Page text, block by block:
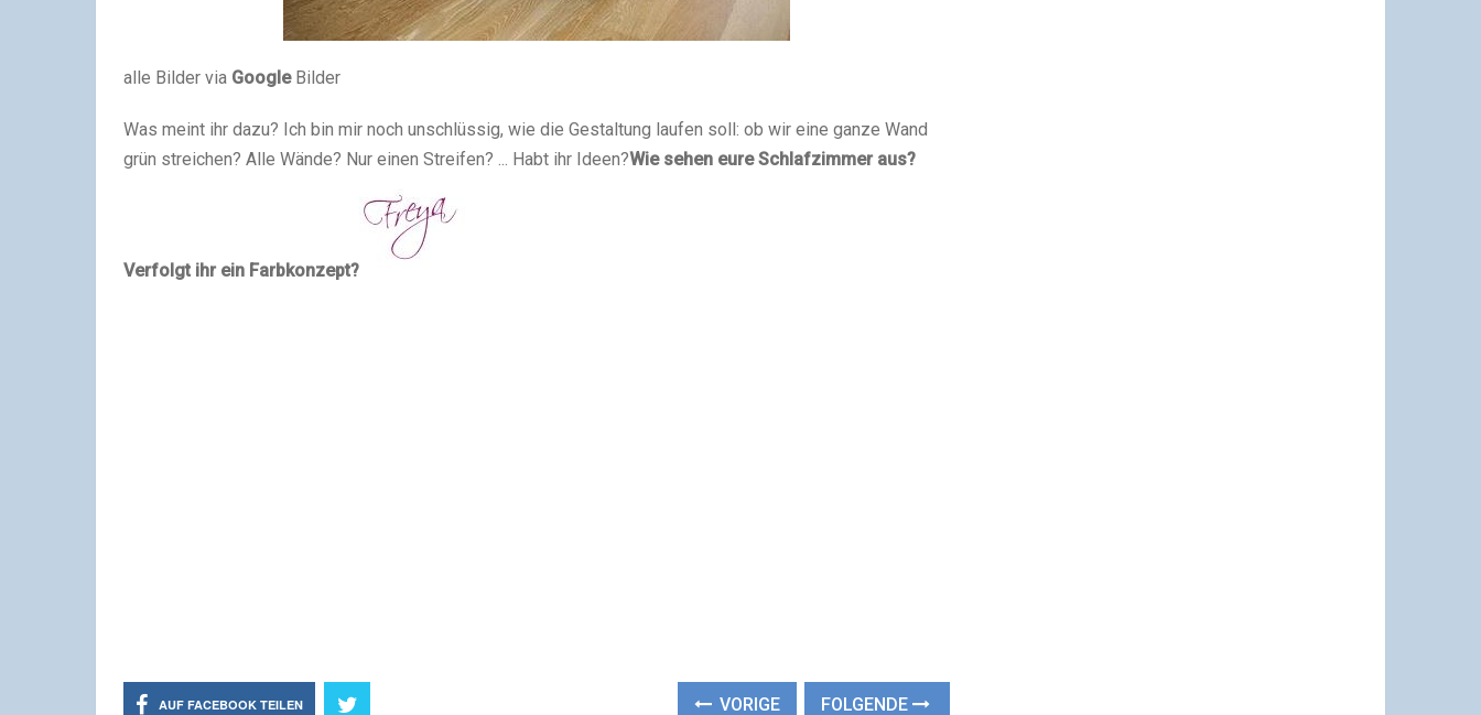
alle Bilder via GoogleBilder
Was meint ihr dazu? Ich bin mir noch unschlüssig, wie die Gestaltung laufen soll: ob wir eine ganze Wand
grün streichen? Alle Wände? Nur einen Streifen? ... Habt ihr Ideen?Wie sehen eure Schlafzimmer aus?
Verfolgt ihr ein Farbkonzept?
AUF FACEBOOK TEILEN VORIGE FOLGENDE